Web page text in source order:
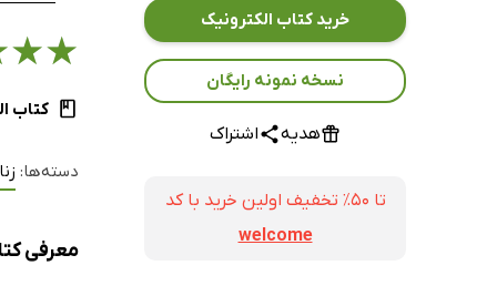
خرید کتاب الکترونیک
نسخه نمونه رایگان
هدیه اشتراک
تا ۵۰٪ تخفیف اولین خرید با کد
welcome
★
★
کتاب
دسته‌ها:
معرفی